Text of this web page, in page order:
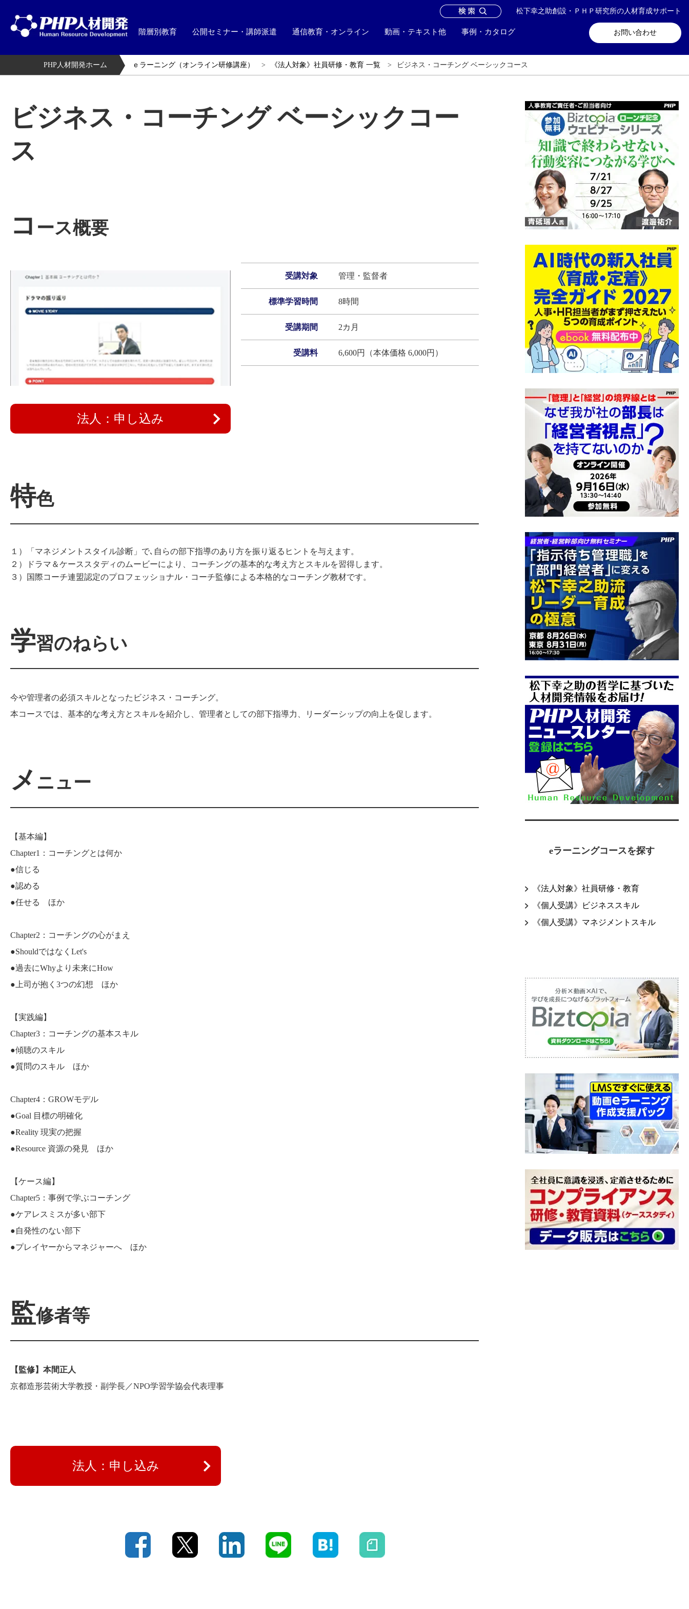
松下幸之助創設・ＰＨＰ研究所の人材育成サポート
お問い合わせ
階層別教育 公開セミナー・講師派遣 通信教育・オンライン 動画・テキスト他 事例・カタログ
お問い合わせ メールマガジン登録
PHP人材開発ホーム ｅラーニング（オンライン研修講座） 《法人対象》社員研修・教育 一覧 ビジネス・コーチング ベーシックコース
ビジネス・コーチング ベーシックコー
ス
コ ース概要
法人：申し込み
受講対象 管理・監督者
標準学習時間 8時間
受講期間 2カ月
受講料 6,600円（本体価格 6,000円）
特色
１）「マネジメントスタイル診断」で､自らの部下指導のあり方を振り返るヒントを与えます。
２）ドラマ＆ケーススタディのムービーにより、コーチングの基本的な考え方とスキルを習得します。
３）国際コーチ連盟認定のプロフェッショナル・コーチ監修による本格的なコーチング教材です。
学習のねらい
今や管理者の必須スキルとなったビジネス・コーチング。
本コースでは、基本的な考え方とスキルを紹介し、管理者としての部下指導力、リーダーシップの向上を促します。
メ ニュー
【基本編】
Chapter1：コーチングとは何か
●信じる
●認める
●任せる ほか
Chapter2：コーチングの心がまえ
●ShouldではなくLet's
●過去にWhyより未来にHow
●上司が抱く3つの幻想 ほか
【実践編】
Chapter3：コーチングの基本スキル
●傾聴のスキル
●質問のスキル ほか
Chapter4：GROWモデル
●Goal 目標の明確化
●Reality 現実の把握
●Resource 資源の発見 ほか
【ケース編】
Chapter5：事例で学ぶコーチング
●ケアレスミスが多い部下
●自発性のない部下
●プレイヤーからマネジャーへ ほか
監修者等
【監修】本間正人
京都造形芸術大学教授・副学長／NPO学習学協会代表理事
法人：申し込み
eラーニングコースを探す
《法人対象》社員研修・教育
《個人受講》ビジネススキル
《個人受講》マネジメントスキル